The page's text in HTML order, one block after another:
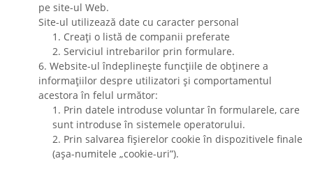
pe site-ul Web.
Site-ul utilizează date cu caracter personal
1. Creați o listă de companii preferate
2. Serviciul intrebarilor prin formulare.
6. Website-ul îndeplinește funcțiile de obținere a
informațiilor despre utilizatori și comportamentul
acestora în felul următor:
1. Prin datele introduse voluntar în formularele, care
sunt introduse în sistemele operatorului.
2. Prin salvarea fișierelor cookie în dispozitivele finale
(așa-numitele „cookie-uri”).